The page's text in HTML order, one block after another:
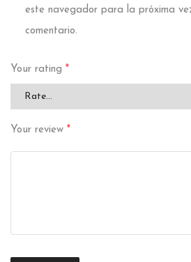
este navegador para la próxima
comentario.
Your rating *
Your review *